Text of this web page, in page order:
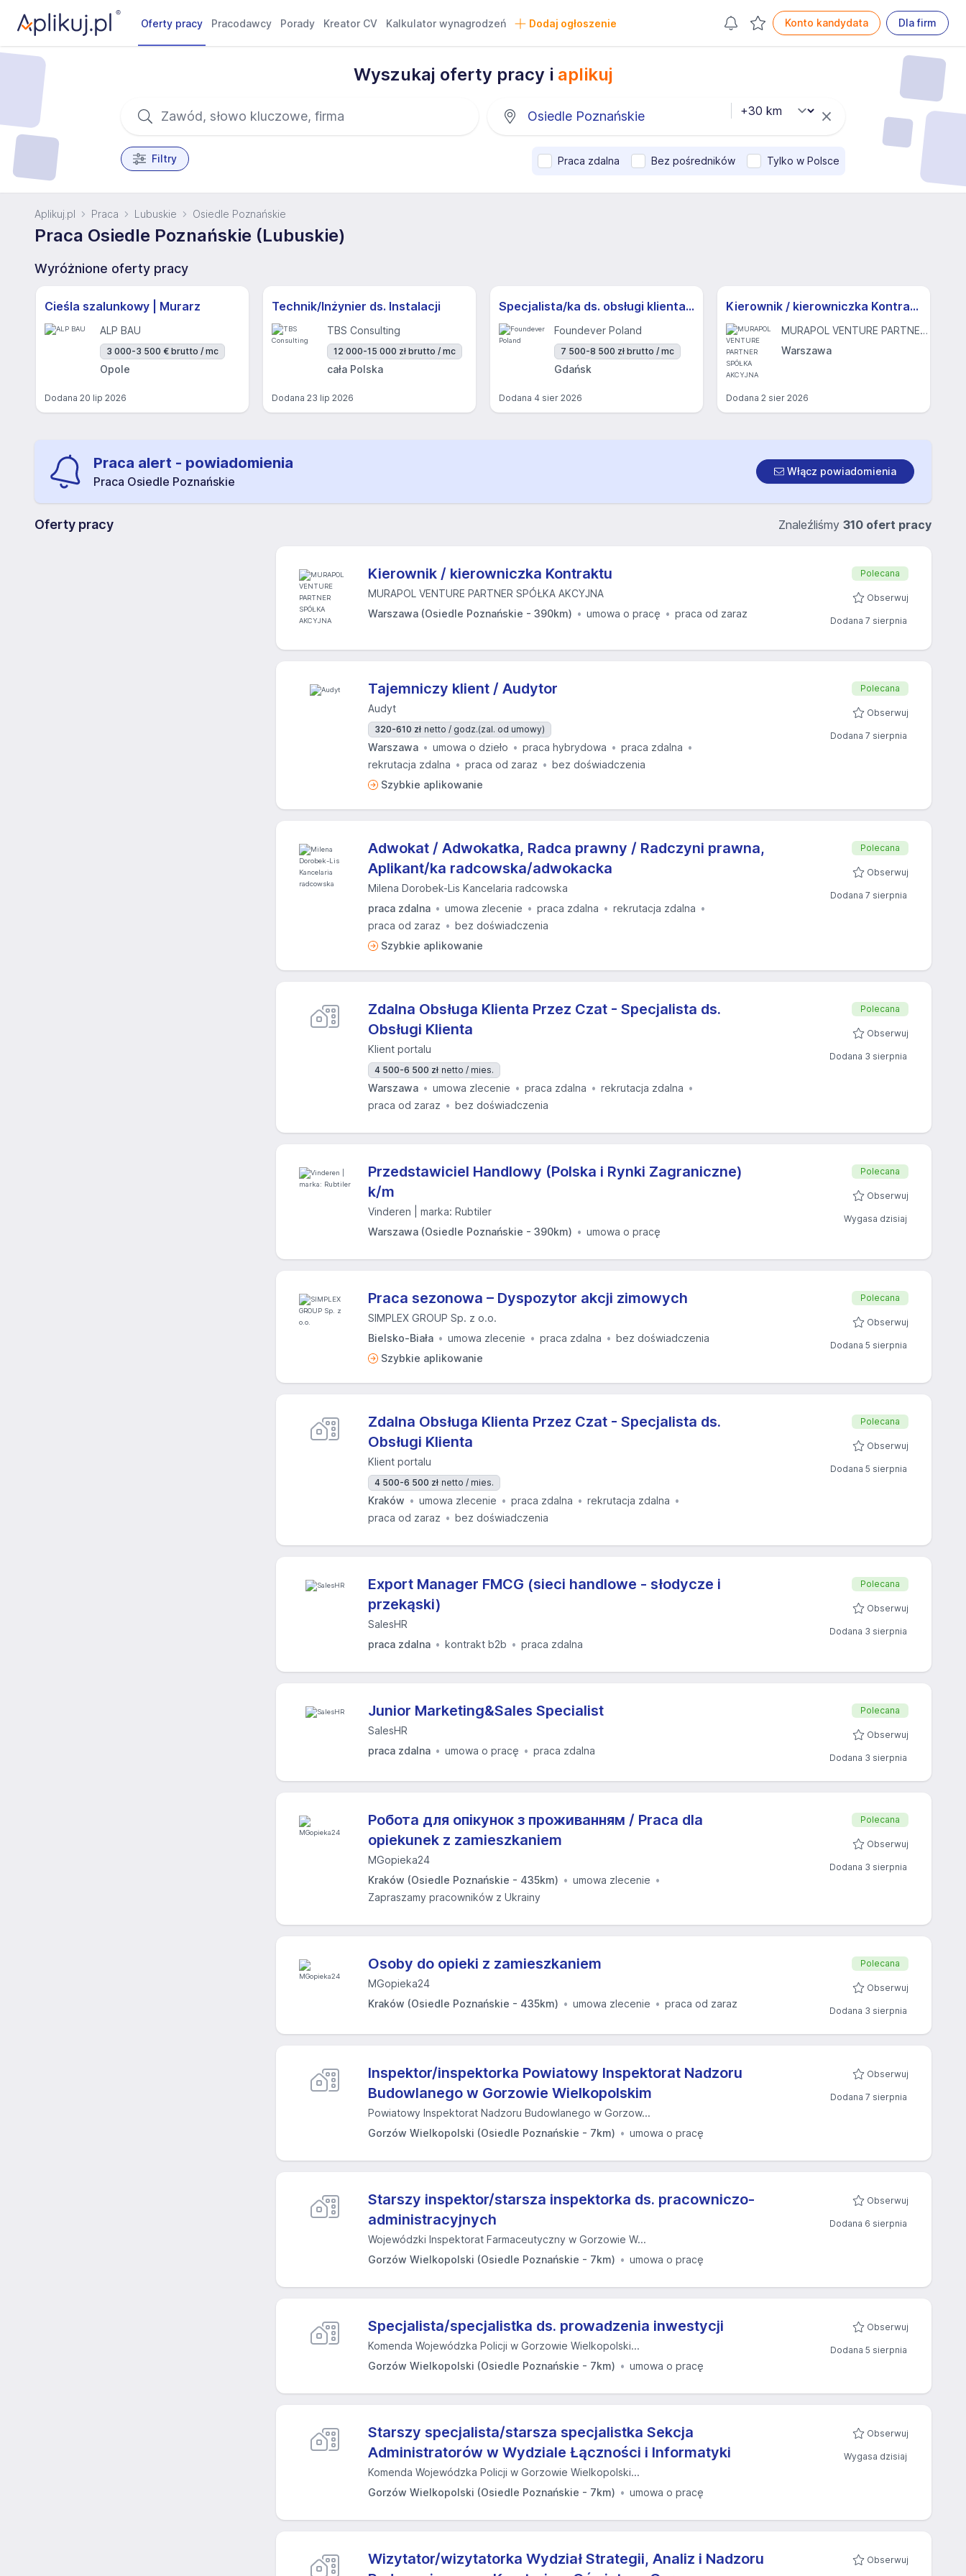
Oferty pracy Pracodawcy Porady Kreator CV Kalkulator wynagrodzeń Dodaj ogłoszenie Konto kandydata Dla firm
Wyszukaj oferty pracy i aplikuj
Filtry Praca zdalna Bez pośredników Tylko w Polsce
Aplikuj.pl Praca Lubuskie Osiedle Poznańskie
Praca Osiedle Poznańskie (Lubuskie)
Wyróżnione oferty pracy
Cieśla szalunkowy | Murarz
ALP BAU
3 000-3 500 € brutto / mc
Opole
Dodana 20 lip 2026
Technik/Inżynier ds. Instalacji
TBS Consulting
12 000-15 000 zł brutto / mc
cała Polska
Dodana 23 lip 2026
Specjalista/ka ds. obsługi klienta z j.niemieckim
Foundever Poland
7 500-8 500 zł brutto / mc
Gdańsk
Dodana 4 sier 2026
Kierownik / kierowniczka Kontraktu
MURAPOL VENTURE PARTNER SPÓŁKA AKCYJNA
Warszawa
Dodana 2 sier 2026
Praca alert - powiadomienia
Praca Osiedle Poznańskie
Włącz powiadomienia
Oferty pracy Znaleźliśmy 310 ofert pracy
Kierownik / kierowniczka Kontraktu
MURAPOL VENTURE PARTNER SPÓŁKA AKCYJNA
Warszawa (Osiedle Poznańskie - 390km)
umowa o pracę praca od zaraz
Polecana
Obserwuj
Dodana 7 sierpnia
Tajemniczy klient / Audytor
Audyt
320-610 zł netto / godz.(zal. od umowy)
Warszawa umowa o dzieło praca hybrydowa
praca zdalna
rekrutacja zdalna
praca od zaraz
bez doświadczenia
Szybkie aplikowanie
Polecana
Obserwuj
Dodana 7 sierpnia
Adwokat / Adwokatka, Radca prawny / Radczyni prawna,
Aplikant/ka radcowska/adwokacka
Milena Dorobek-Lis Kancelaria radcowska
praca zdalna
umowa zlecenie praca zdalna
rekrutacja zdalna
praca od zaraz
bez doświadczenia
Szybkie aplikowanie
Polecana
Obserwuj
Dodana 7 sierpnia
Zdalna Obsługa Klienta Przez Czat - Specjalista ds.
Obsługi Klienta
Klient portalu
4 500-6 500 zł netto / mies.
Warszawa umowa zlecenie praca zdalna
rekrutacja zdalna
praca od zaraz
bez doświadczenia
Polecana
Obserwuj
Dodana 3 sierpnia
Przedstawiciel Handlowy (Polska i Rynki Zagraniczne)
k/m
Vinderen | marka: Rubtiler
Warszawa (Osiedle Poznańskie - 390km)
umowa o pracę
Polecana
Obserwuj
Wygasa dzisiaj
Praca sezonowa – Dyspozytor akcji zimowych
SIMPLEX GROUP Sp. z o.o.
Bielsko-Biała
umowa zlecenie praca zdalna
bez doświadczenia
Szybkie aplikowanie
Polecana
Obserwuj
Dodana 5 sierpnia
Zdalna Obsługa Klienta Przez Czat - Specjalista ds.
Obsługi Klienta
Klient portalu
4 500-6 500 zł netto / mies.
Kraków umowa zlecenie praca zdalna
rekrutacja zdalna
praca od zaraz
bez doświadczenia
Polecana
Obserwuj
Dodana 5 sierpnia
Export Manager FMCG (sieci handlowe - słodycze i
przekąski)
SalesHR
praca zdalna
kontrakt b2b praca zdalna
Polecana
Obserwuj
Dodana 3 sierpnia
Junior Marketing&Sales Specialist
SalesHR
praca zdalna
umowa o pracę praca zdalna
Polecana
Obserwuj
Dodana 3 sierpnia
Робота для опікунок з проживанням / Praca dla
opiekunek z zamieszkaniem
MGopieka24
Kraków (Osiedle Poznańskie - 435km)
umowa zlecenie
Zapraszamy pracowników z Ukrainy
Polecana
Obserwuj
Dodana 3 sierpnia
Osoby do opieki z zamieszkaniem
MGopieka24
Kraków (Osiedle Poznańskie - 435km)
umowa zlecenie praca od zaraz
Polecana
Obserwuj
Dodana 3 sierpnia
Inspektor/inspektorka Powiatowy Inspektorat Nadzoru
Budowlanego w Gorzowie Wielkopolskim
Powiatowy Inspektorat Nadzoru Budowlanego w Gorzow...
Gorzów Wielkopolski (Osiedle Poznańskie - 7km)
umowa o pracę
Obserwuj
Dodana 7 sierpnia
Starszy inspektor/starsza inspektorka ds. pracowniczo-
administracyjnych
Wojewódzki Inspektorat Farmaceutyczny w Gorzowie W...
Gorzów Wielkopolski (Osiedle Poznańskie - 7km)
umowa o pracę
Obserwuj
Dodana 6 sierpnia
Specjalista/specjalistka ds. prowadzenia inwestycji
Komenda Wojewódzka Policji w Gorzowie Wielkopolski...
Gorzów Wielkopolski (Osiedle Poznańskie - 7km)
umowa o pracę
Obserwuj
Dodana 5 sierpnia
Starszy specjalista/starsza specjalistka Sekcja
Administratorów w Wydziale Łączności i Informatyki
Komenda Wojewódzka Policji w Gorzowie Wielkopolski...
Gorzów Wielkopolski (Osiedle Poznańskie - 7km)
umowa o pracę
Obserwuj
Wygasa dzisiaj
Wizytator/wizytatorka Wydział Strategii, Analiz i Nadzoru
Obserwuj